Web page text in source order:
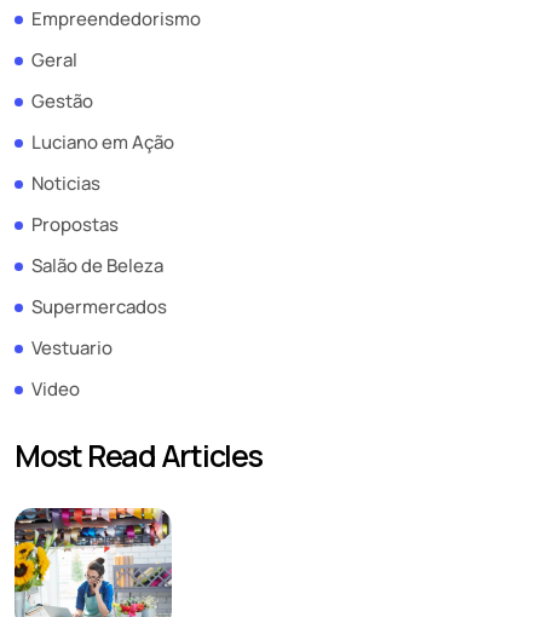
Empreendedorismo
Geral
Gestão
Luciano em Ação
Noticias
Propostas
Salão de Beleza
Supermercados
Vestuario
Video
Most Read Articles